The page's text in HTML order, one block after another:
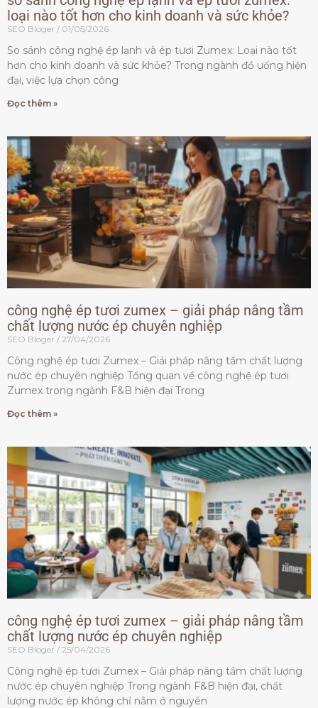
loại nào tốt hơn cho kinh doanh và sức khỏe?
SEO Bloger 01/05/2026
So sánh công nghệ ép lạnh và ép tươi Zumex: Loại nào tốt
hơn cho kinh doanh và sức khỏe? Trong ngành đồ uống hiện
đại, việc lựa chọn công
Đọc thêm »
công nghệ ép tươi zumex – giải pháp nâng tầm
chất lượng nước ép chuyên nghiệp
SEO Bloger 27/04/2026
Công nghệ ép tươi Zumex – Giải pháp nâng tầm chất lượng
nước ép chuyên nghiệp Tổng quan về công nghệ ép tươi
Zumex trong ngành F&B hiện đại Trong
Đọc thêm »
công nghệ ép tươi zumex – giải pháp nâng tầm
chất lượng nước ép chuyên nghiệp
SEO Bloger 25/04/2026
Công nghệ ép tươi Zumex – Giải pháp nâng tầm chất lượng
nước ép chuyên nghiệp Trong ngành F&B hiện đại, chất
lượng nước ép không chỉ nằm ở nguyên